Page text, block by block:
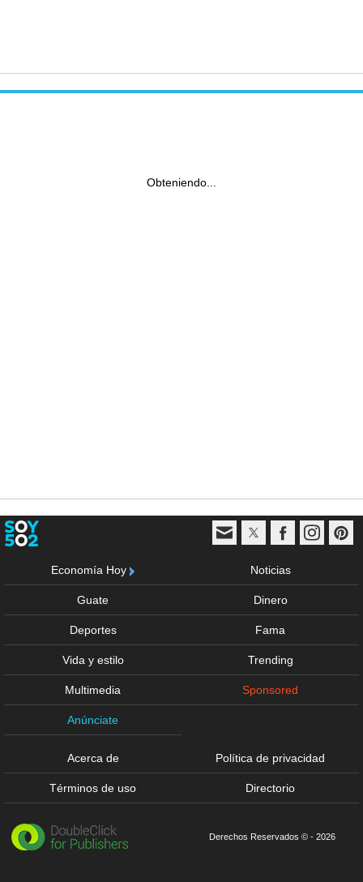
Obteniendo...
Economía Hoy Noticias
Guate Dinero
Deportes Fama
Vida y estilo Trending
Multimedia Sponsored
Anúnciate
Acerca de Política de privacidad
Términos de uso Directorio
Derechos Reservados © - 2026